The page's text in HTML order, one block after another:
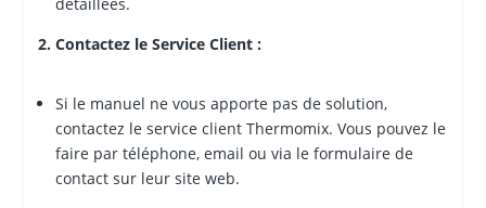
2. Contactez le Service Client :
Si le manuel ne vous apporte pas de solution,
contactez le service client Thermomix. Vous pouvez le
faire par téléphone, email ou via le formulaire de
contact sur leur site web.